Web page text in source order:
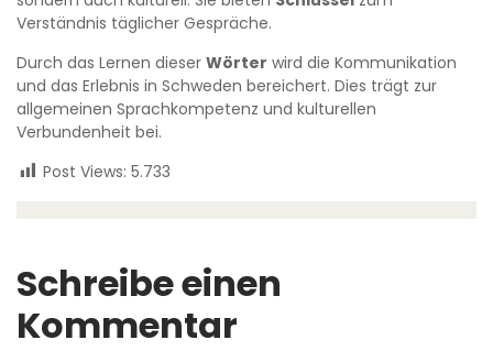
Verständnis täglicher Gespräche.
Durch das Lernen dieser Wörter wird die Kommunikation
und das Erlebnis in Schweden bereichert. Dies trägt zur
allgemeinen Sprachkompetenz und kulturellen
Verbundenheit bei.
Post Views: 5.733
Schreibe einen
Kommentar